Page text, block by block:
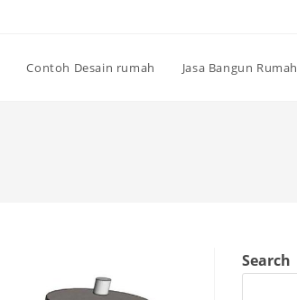
Contoh Desain rumah Jasa Bangun Rumah
Search